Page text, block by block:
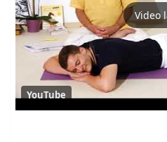
Video
YouTube